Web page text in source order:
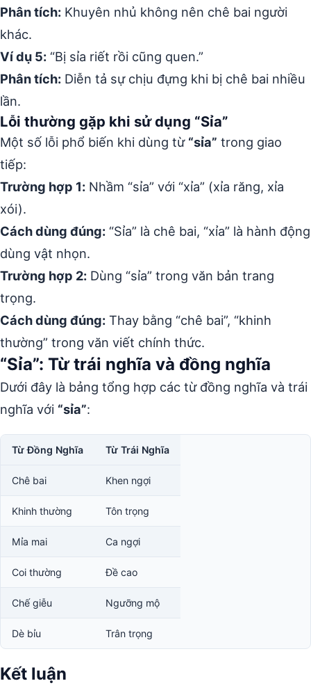
Phân tích: Khuyên nhủ không nên chê bai người
khác.
Ví dụ 5: “Bị sỉa riết rồi cũng quen.”
Phân tích: Diễn tả sự chịu đựng khi bị chê bai nhiều
lần.
Lỗi thường gặp khi sử dụng “Sỉa”
Một số lỗi phổ biến khi dùng từ “sỉa” trong giao
tiếp:
Trường hợp 1: Nhầm “sỉa” với “xỉa” (xỉa răng, xỉa
xói).
Cách dùng đúng: “Sỉa” là chê bai, “xỉa” là hành động
dùng vật nhọn.
Trường hợp 2: Dùng “sỉa” trong văn bản trang
trọng.
Cách dùng đúng: Thay bằng “chê bai”, “khinh
thường” trong văn viết chính thức.
“Sỉa”: Từ trái nghĩa và đồng nghĩa
Dưới đây là bảng tổng hợp các từ đồng nghĩa và trái
nghĩa với “sỉa”:
Từ Đồng Nghĩa Từ Trái Nghĩa
Chê bai Khen ngợi
Khinh thường Tôn trọng
Mỉa mai Ca ngợi
Coi thường Đề cao
Chế giễu Ngưỡng mộ
Dè bỉu Trân trọng
Kết luận